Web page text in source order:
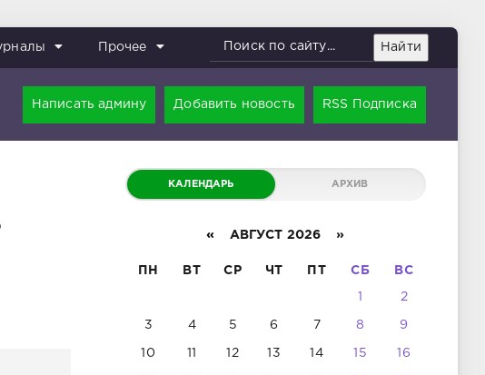
Прочее Найти
Написать админу Добавить новость RSS Подписка
КАЛЕНДАРЬ АРХИВ
«АВГУСТ 2026 »
ПН ВТ СР ЧТ ПТ СБ ВС
1 2
3 4 5 6 7 8 9
10 11 12 13 14 15 16